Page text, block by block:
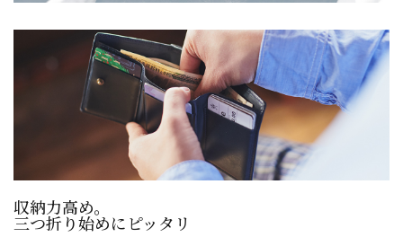
ようこそ ゲスト 様
person 新規会員登録
shopping_cart カートの中身
カテゴリーから探す
新着商品
収納力高め。
三つ折り始めにピッタリ